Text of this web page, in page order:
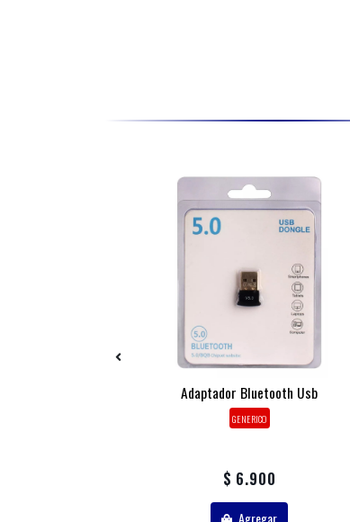
Adaptador Bluetooth Usb
GENERICO
$ 6.900
Agregar